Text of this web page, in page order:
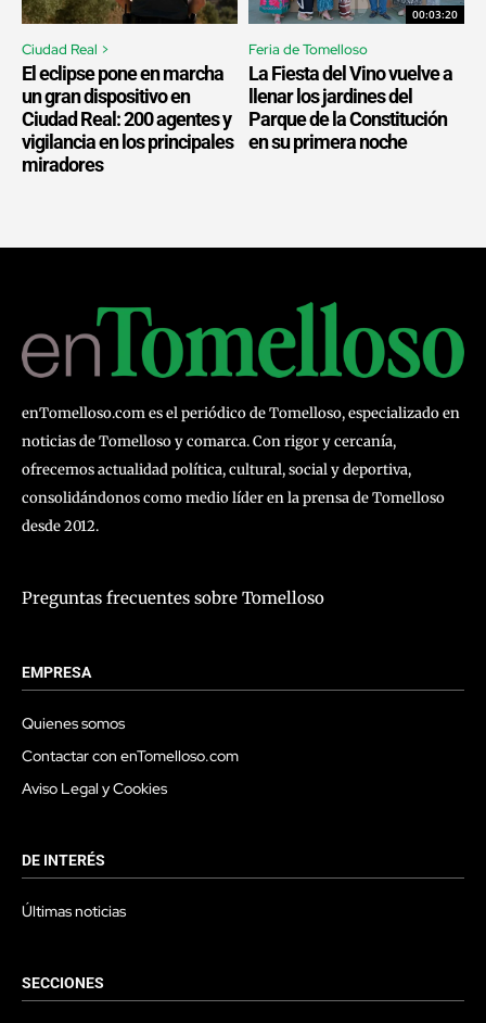
Ciudad Real >
El eclipse pone en marcha
un gran dispositivo en
Ciudad Real: 200 agentes y
vigilancia en los principales
miradores
00:03:20
Feria de Tomelloso
La Fiesta del Vino vuelve a
llenar los jardines del
Parque de la Constitución
en su primera noche
enTomelloso.com es el periódico de Tomelloso, especializado en
noticias de Tomelloso y comarca. Con rigor y cercanía,
ofrecemos actualidad política, cultural, social y deportiva,
consolidándonos como medio líder en la prensa de Tomelloso
desde 2012.
Preguntas frecuentes sobre Tomelloso
EMPRESA
Quienes somos
Contactar con enTomelloso.com
Aviso Legal y Cookies
DE INTERÉS
Últimas noticias
SECCIONES